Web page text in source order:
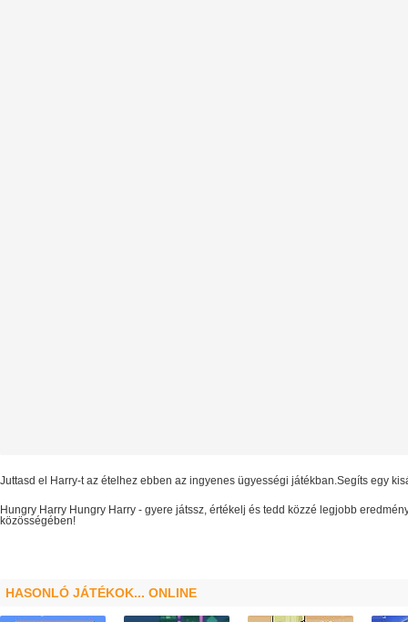
Juttasd el Harry-t az ételhez ebben az ingyenes ügyességi játékban.Segíts egy
Hungry Harry - gyere játssz, értékelj és tedd közzé legjobb
Hungry Harry
közösségében!
HASONLÓ JÁTÉKOK... ONLINE